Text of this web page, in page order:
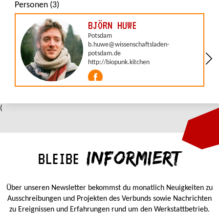
(
BLEIBE INFORMIERT
Über unseren Newsletter bekommst du monatlich Neuigkeiten zu
Ausschreibungen und Projekten des Verbunds sowie Nachrichten
zu Ereignissen und Erfahrungen rund um den Werkstattbetrieb.